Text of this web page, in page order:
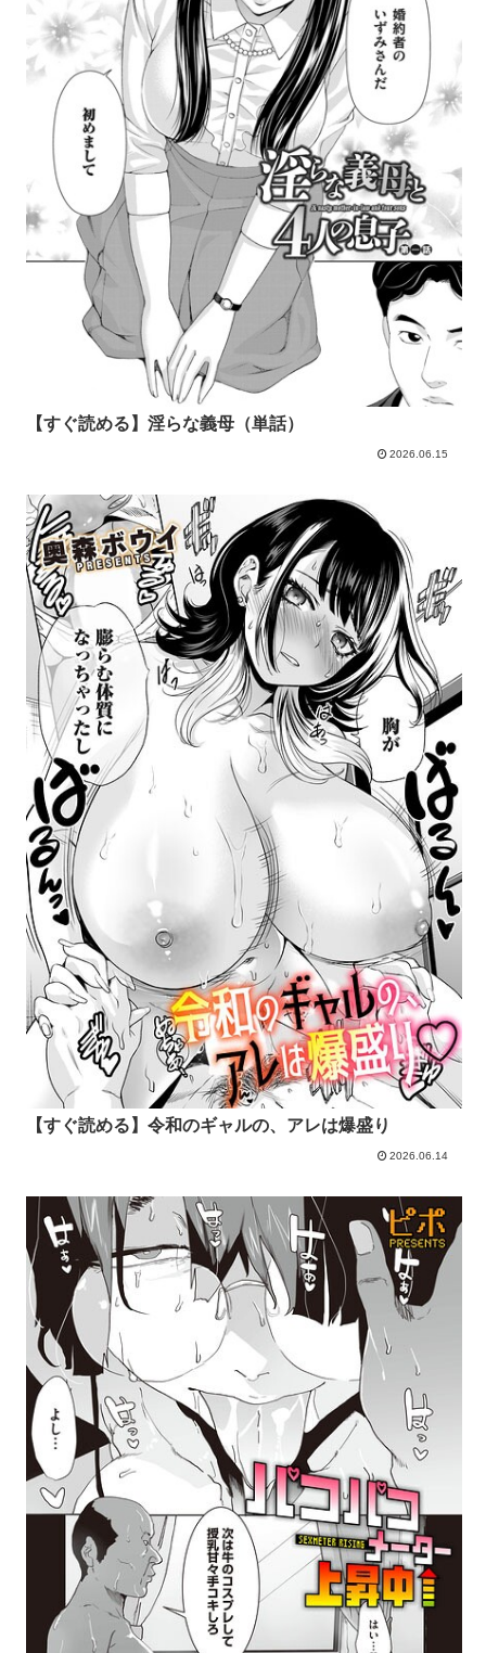
【すぐ読める】淫らな義母（単話）
2026.06.15
【すぐ読める】令和のギャルの、アレは爆盛り
2026.06.14